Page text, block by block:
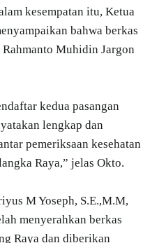
kesempatan itu, Ketua
bahwa berkas
Muhidin Jargon
kedua pasangan
lengkap dan
pemeriksaan kesehatan
Raya,” jelas Okto.
M Yoseph, S.E.,M.M,
menyerahkan berkas
Raya dan diberikan